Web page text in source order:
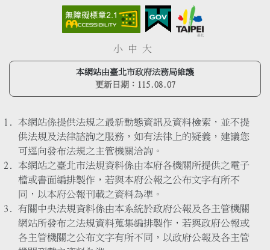
小 中 大
本網站由臺北市政府法務局維護
更新日期： 115.08.07
本網站係提供法規之最新動態資訊及資料檢索，並不提
供法規及法律諮詢之服務，如有法律上的疑義，建議您
可逕向發布法規之主管機關洽詢。
本網站之臺北市法規資料係由本府各機關所提供之電子
檔或書面編排製作，若與本府公報之公布文字有所不
同，以本府公報刊載之資料為準。
有關中央法規資料係由本系統於政府公報及各主管機關
網站所發布之法規資料蒐集編排製作，若與政府公報或
各主管機關之公布文字有所不同，以政府公報及各主管